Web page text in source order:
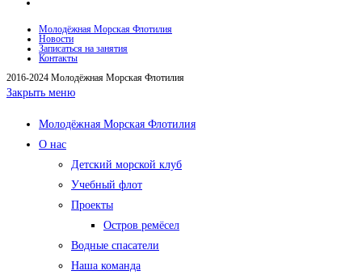
следующую
страницу
Молодёжная Морская Флотилия
Новости
Записаться на занятия
Контакты
2016-2024 Молодёжная Морская Флотилия
Закрыть меню
Молодёжная Морская Флотилия
О нас
Детский морской клуб
Учебный флот
Проекты
Остров ремёсел
Водные спасатели
Наша команда